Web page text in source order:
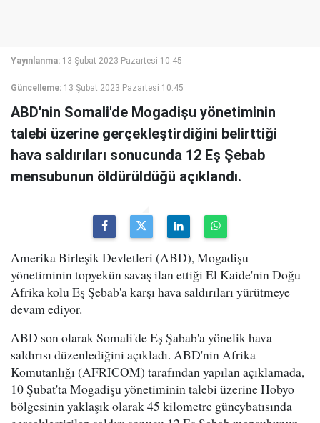
Yayınlanma: 13 Şubat 2023 Pazartesi 10:45
Güncelleme: 13 Şubat 2023 Pazartesi 10:45
ABD'nin Somali'de Mogadişu yönetiminin
talebi üzerine gerçekleştirdiğini belirttiği
hava saldırıları sonucunda 12 Eş Şebab
mensubunun öldürüldüğü açıklandı.
Amerika Birleşik Devletleri (ABD), Mogadişu
yönetiminin topyekün savaş ilan ettiği El Kaide'nin Doğu
Afrika kolu Eş Şebab'a karşı hava saldırıları yürütmeye
devam ediyor.
ABD son olarak Somali'de Eş Şabab'a yönelik hava
saldırısı düzenlediğini açıkladı. ABD'nin Afrika
Komutanlığı (AFRICOM) tarafından yapılan açıklamada,
10 Şubat'ta Mogadişu yönetiminin talebi üzerine Hobyo
bölgesinin yaklaşık olarak 45 kilometre güneybatısında